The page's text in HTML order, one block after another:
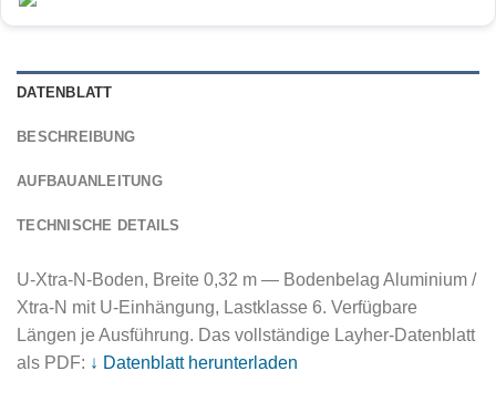
DATENBLATT
BESCHREIBUNG
AUFBAUANLEITUNG
TECHNISCHE DETAILS
U-Xtra-N-Boden, Breite 0,32 m — Bodenbelag Aluminium /
Xtra-N mit U-Einhängung, Lastklasse 6. Verfügbare
Längen je Ausführung. Das vollständige Layher-Datenblatt
als PDF: ↓ Datenblatt herunterladen